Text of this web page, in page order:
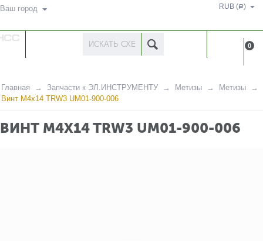
Ваш город RUB (Р)
0
Главная Запчасти к ЭЛ.ИНСТРУМЕНТУ Метизы
Метизы
Винт M4x14 TRW3 UM01-900-006
ВИНТ M4X14 TRW3 UM01-900-006